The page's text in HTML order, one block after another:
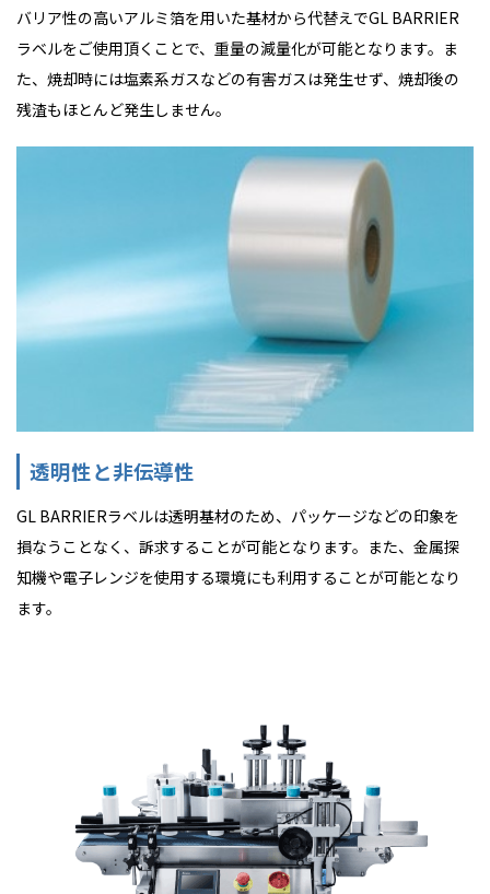
バリア性の高いアルミ箔を用いた基材から代替えでGL BARRIER
ラベルをご使用頂くことで、重量の減量化が可能となります。ま
た、焼却時には塩素系ガスなどの有害ガスは発生せず、焼却後の
残渣もほとんど発生しません。
透明性と非伝導性
GL BARRIERラベルは透明基材のため、パッケージなどの印象を
損なうことなく、訴求することが可能となります。また、金属探
知機や電子レンジを使用する環境にも利用することが可能となり
ます。